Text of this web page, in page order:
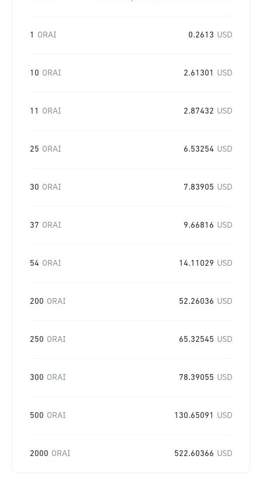
1 ORAI 0.2613 USD
10 ORAI 2.61301 USD
11 ORAI 2.87432 USD
25 ORAI 6.53254 USD
30 ORAI 7.83905 USD
37 ORAI 9.66816 USD
54 ORAI 14.11029 USD
200 ORAI 52.26036 USD
250 ORAI 65.32545 USD
300 ORAI 78.39055 USD
500 ORAI 130.65091 USD
2000 ORAI 522.60366 USD